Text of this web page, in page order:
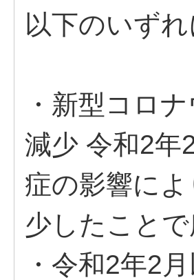
以下のいず
・新型コロ
減少 令和2年
症の影響に
少したこと
・令和2年2